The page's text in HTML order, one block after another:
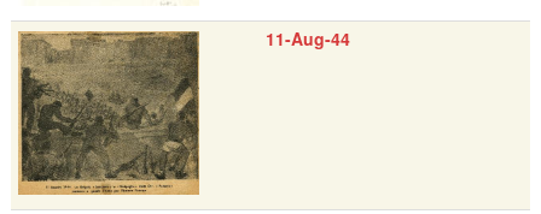
11-Aug-44